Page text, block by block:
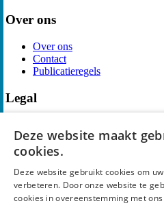
Over ons
Over ons
Contact
Publicatieregels
Legal
Cookieverklaring
Algemene Voorwaarden
Notice and Takedown
Copyright ©SpyDeals2026. Alle
Deze website maakt
cookies.
Deze website gebruikt cookies om
verbeteren. Door onze website te
cookies in overeenstemming met